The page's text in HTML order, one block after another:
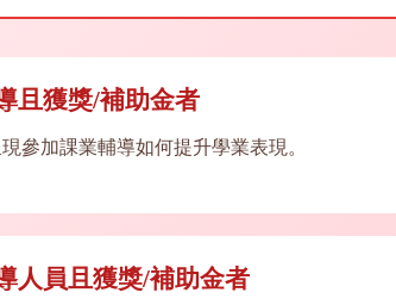
且獲獎/補助金者
參加課業輔導如何提升學業表現。
人員且獲獎/補助金者